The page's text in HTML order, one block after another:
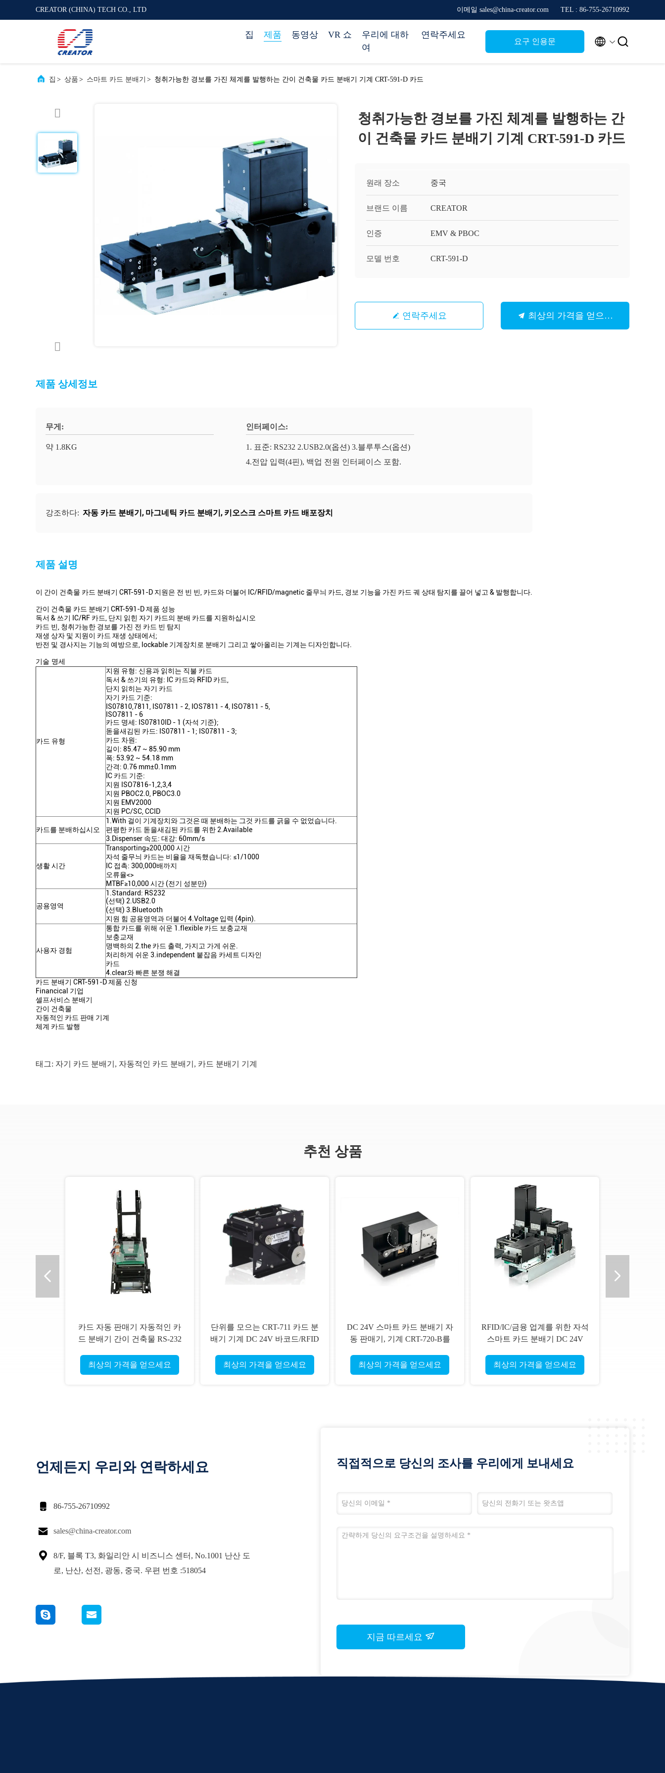
CREATOR (CHINA) TECH CO., LTD 이메일 sales@china-creator.com TEL : 86-755-26710992
집 제품 동영상 VR 쇼
우리에 대하
여
연락주세요
요구 인용문  
집 > 상품 > 스마트 카드 분배기 > 청취가능한 경보를 가진 체계를 발행하는 간이 건축물 카드 분배기 기계 CRT-591-D 카드
청취가능한 경보를 가진 체계를 발행하는 간
이 건축물 카드 분배기 기계 CRT-591-D 카드
원래 장소 중국
브랜드 이름 CREATOR
인증 EMV & PBOC
모델 번호 CRT-591-D
연락주세요 최상의 가격을 얻으세요
제품 상세정보
무게:
약 1.8KG
인터페이스:
1. 표준: RS232 2.USB2.0(옵션) 3.블루투스(옵션)
4.전압 입력(4핀), 백업 전원 인터페이스 포함.
강조하다: 자동 카드 분배기, 마그네틱 카드 분배기, 키오스크 스마트 카드 배포장치
제품 설명
이 간이 건축물 카드 분배기 CRT-591-D 지원은 전 빈 빈, 카드와 더불어 IC/RFID/magnetic 줄무늬 카드, 경보 기능을 가진 카드 궤 상태 탐지를 끌어 넣고 & 발행합니다.
간이 건축물 카드 분배기 CRT-591-D 제품 성능
독서 & 쓰기 IC/RF 카드, 단지 읽힌 자기 카드의 분배 카드를 지원하십시오
카드 빈, 청취가능한 경보를 가진 전 카드 빈 탐지
재생 상자 및 지원이 카드 재생 상태에서;
반전 및 경사지는 기능의 예방으로, lockable 기계장치로 분배기 그리고 쌓아올리는 기계는 디자인합니다.
기술 명세
카드 유형
지원 유형: 신용과 읽히는 직불 카드
독서 & 쓰기의 유형: IC 카드와 RFID 카드,
단지 읽히는 자기 카드
자기 카드 기준:
IS07810,7811, IS07811 - 2, IOS7811 - 4, ISO7811 - 5,
ISO7811 - 6
카드 명세: IS07810ID - 1 (자석 기준);
돋을새김된 카드: IS07811 - 1; IS07811 - 3;
카드 차원:
길이: 85.47 ~ 85.90 mm
폭: 53.92 ~ 54.18 mm
간격: 0.76 mm±0.1mm
IC 카드 기준:
지원 ISO7816-1,2,3,4
지원 PBOC2.0, PBOC3.0
지원 EMV2000
지원 PC/SC, CCID
카드를 분배하십시오
1.With 걸이 기계장치와 그것은 때 분배하는 그것 카드를 긁을 수 없었습니다.
편평한 카드 돋을새김된 카드를 위한 2.Available
3.Dispenser 속도: 대강: 60mm/s
생활 시간
Transporting≥200,000 시간
자석 줄무늬 카드는 비율을 재독했습니다: ≤1/1000
IC 접촉: 300,000배까지
오류율<>
MTBF≥10,000 시간 (전기 성분만)
공용영역
1.Standard: RS232
(선택) 2.USB2.0
(선택) 3.Bluetooth
지원 힘 공용영역과 더불어 4.Voltage 입력 (4pin).
사용자 경험
통합 카드를 위해 쉬운 1.flexible 카드 보충교재
보충교재
명백하의 2.the 카드 출력, 가지고 가게 쉬운.
처리하게 쉬운 3.independent 붙잡음 카세트 디자인
카드
4.clear와 빠른 분쟁 해결
카드 분배기 CRT-591-D 제품 신청
Financical 기업
셀프서비스 분배기
간이 건축물
자동적인 카드 판매 기계
체계 카드 발행
태그: 자기 카드 분배기 , 자동적인 카드 분배기 , 카드 분배기 기계
추천 상품
카드 자동 판매기 자동적인 카
드 분배기 간이 건축물 RS-232
최상의 가격을 얻으세요
단위를 모으는 CRT-711 카드 분
배기 기계 DC 24V 바코드/RFID
최상의 가격을 얻으세요
DC 24V 스마트 카드 분배기 자
동 판매기, 기계 CRT-720-B를
최상의 가격을 얻으세요
RFID/IC/금융 업계를 위한 자석
스마트 카드 분배기 DC 24V
최상의 가격을 얻으세요
언제든지 우리와 연락하세요
 86-755-26710992
 sales@china-creator.com

8/F, 블록 T3, 화일리안 시 비즈니스 센터, No.1001 난산 도
로, 난산, 선전, 광동, 중국. 우편 번호 :518054
직접적으로 당신의 조사를 우리에게 보내세요
지금 따르세요